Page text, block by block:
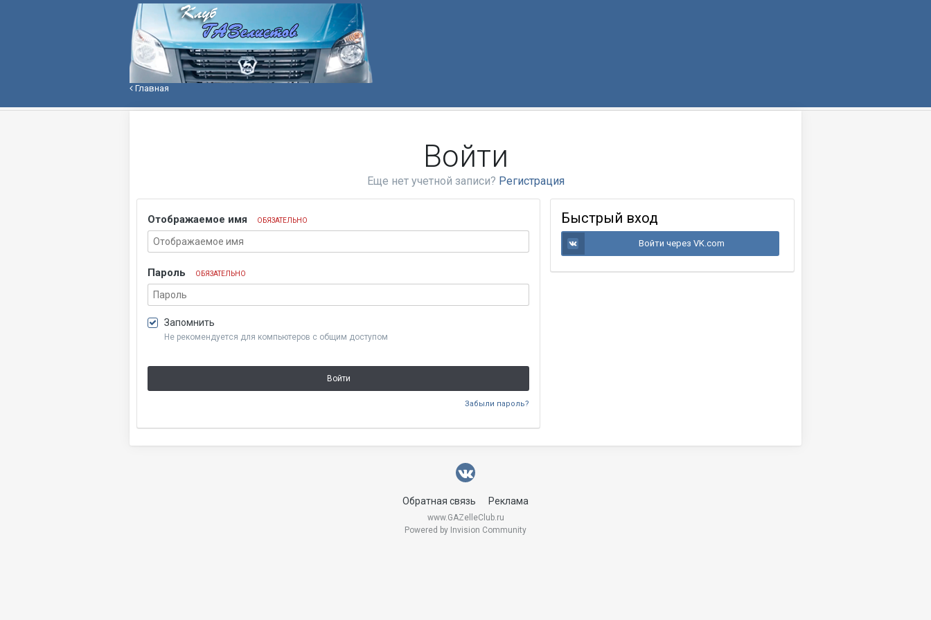
Главная
Войти
Еще нет учетной записи? Регистрация
Отображаемое имя ОБЯЗАТЕЛЬНО
Пароль ОБЯЗАТЕЛЬНО
Запомнить
Не рекомендуется для компьютеров с общим доступом
Войти
Забыли пароль?
Быстрый вход
Войти через VK.com
Обратная связь Реклама
www.GAZelleClub.ru
Powered by Invision Community